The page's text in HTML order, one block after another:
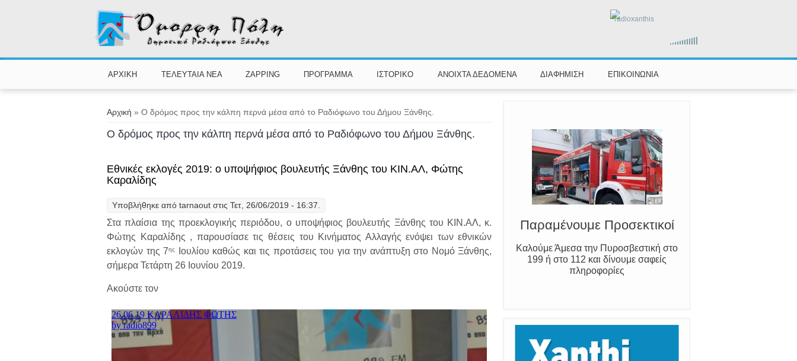
radioxanthis
ΑΡΧΙΚΗ ΤΕΛΕΥΤΑΙΑ ΝΕΑ ZAPPING ΠΡΟΓΡΑΜΜΑ ΙΣΤΟΡΙΚΟ ΑΝΟΙΧΤΑ ΔΕΔΟΜΕΝΑ ΔΙΑΦΗΜΙΣΗ ΕΠΙΚΟΙΝΩΝΙΑ
Είστε εδώ
Αρχική » Ο δρόμος προς την κάλπη περνά μέσα από το Ραδιόφωνο του Δήμου Ξάνθης.
Ο δρόμος προς την κάλπη περνά μέσα από το Ραδιόφωνο του Δήμου Ξάνθης.
Εθνικές εκλογές 2019: ο υποψήφιος βουλευτής Ξάνθης του ΚΙΝ.ΑΛ, Φώτης
Καραλίδης
Υποβλήθηκε από tarnaout στις Τετ, 26/06/2019 - 16:37.
Στα πλαίσια της προεκλογικής περιόδου, ο υποψήφιος βουλευτής Ξάνθης του ΚΙΝ.ΑΛ, κ.
Φώτης Καραλίδης , παρουσίασε τις θέσεις του Κινήματος Αλλαγής ενόψει των εθνικών
εκλογών της 7ης
Ιουλίου καθώς και τις προτάσεις του για την ανάπτυξη στο Νομό Ξάνθης,
σήμερα Τετάρτη 26 Ιουνίου 2019.
Ακούστε τον
199 ή στο 112 και δίνουμε σαφείς
πληροφορίες
Ο Μύθος της Ξάνθης
Γνωρίζουμε τον Νέστο, την Ξάνθη και
τον Κόσυνθο